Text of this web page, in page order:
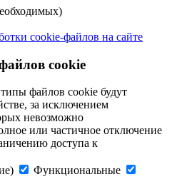
cookie-файлов на сайте
cookie
файлов cookie будут
за исключением
невозможно
или частичное отключение
доступа к
Функциональные